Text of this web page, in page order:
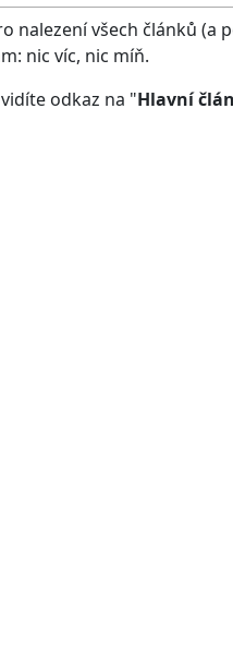
nalezení všech článků (a
nic víc, nic míň.
odkaz na "Hlavní